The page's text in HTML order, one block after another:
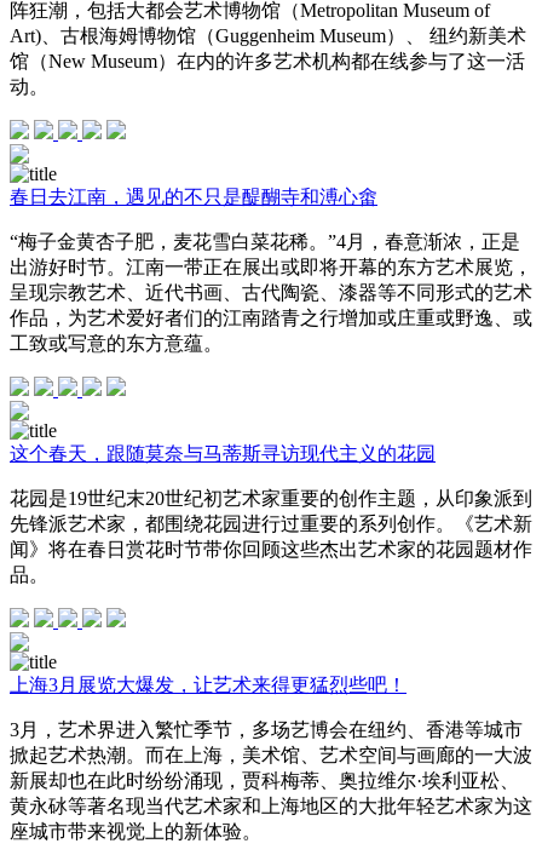
阵狂潮，包括大都会艺术博物馆（Metropolitan Museum of
Art)、古根海姆博物馆（Guggenheim Museum）、 纽约新美术
馆（New Museum）在内的许多艺术机构都在线参与了这一活
动。
春日去江南，遇见的不只是醍醐寺和溥心畬
“梅子金黄杏子肥，麦花雪白菜花稀。”4月，春意渐浓，正是
出游好时节。江南一带正在展出或即将开幕的东方艺术展览，
呈现宗教艺术、近代书画、古代陶瓷、漆器等不同形式的艺术
作品，为艺术爱好者们的江南踏青之行增加或庄重或野逸、或
工致或写意的东方意蕴。
这个春天，跟随莫奈与马蒂斯寻访现代主义的花园
花园是19世纪末20世纪初艺术家重要的创作主题，从印象派到
先锋派艺术家，都围绕花园进行过重要的系列创作。《艺术新
闻》将在春日赏花时节带你回顾这些杰出艺术家的花园题材作
品。
上海3月展览大爆发，让艺术来得更猛烈些吧！
3月，艺术界进入繁忙季节，多场艺博会在纽约、香港等城市
掀起艺术热潮。而在上海，美术馆、艺术空间与画廊的一大波
新展却也在此时纷纷涌现，贾科梅蒂、奥拉维尔·埃利亚松、
黄永砅等著名现当代艺术家和上海地区的大批年轻艺术家为这
座城市带来视觉上的新体验。